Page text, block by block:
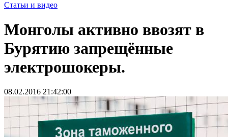
Статьи и видео
Монголы активно ввозят в
Бурятию запрещённые
электрошокеры.
08.02.2016 21:42:00